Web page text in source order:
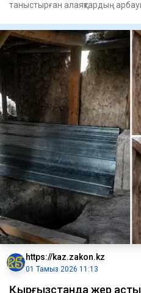
таныстырған алаяқтардың
https://kaz.zakon.kz
01 Тамыз 2026 11:13
Қырғызстанда жер асты